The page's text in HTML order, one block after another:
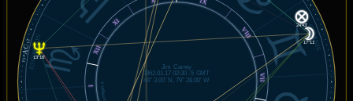
15°
AC
12' GÉMINIS
ESCORPIÓN
XI
XII
I
VII
VIII
17°11'
13°16'
24°43'
Jim Carrey
1962.01.17 02:30 -5 GMT
44° 3.00' N, 79° 28.00' W